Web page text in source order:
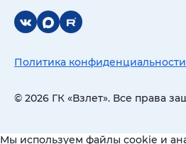
© 2026 ГК «Взлет». Все права
Политика конфиденциальности
Мы используем файлы cookie и